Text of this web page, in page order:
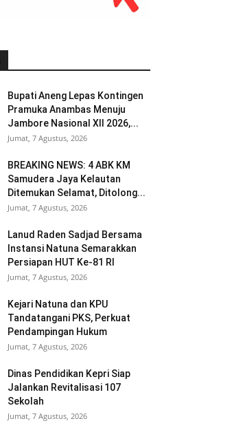
Bupati Aneng Lepas Kontingen
Pramuka Anambas Menuju
Jambore Nasional XII 2026,...
Jumat, 7 Agustus, 2026
BREAKING NEWS: 4 ABK KM
Samudera Jaya Kelautan
Ditemukan Selamat, Ditolong...
Jumat, 7 Agustus, 2026
Lanud Raden Sadjad Bersama
Instansi Natuna Semarakkan
Persiapan HUT Ke-81 RI
Jumat, 7 Agustus, 2026
Kejari Natuna dan KPU
Tandatangani PKS, Perkuat
Pendampingan Hukum
Jumat, 7 Agustus, 2026
Dinas Pendidikan Kepri Siap
Jalankan Revitalisasi 107
Sekolah
Jumat, 7 Agustus, 2026